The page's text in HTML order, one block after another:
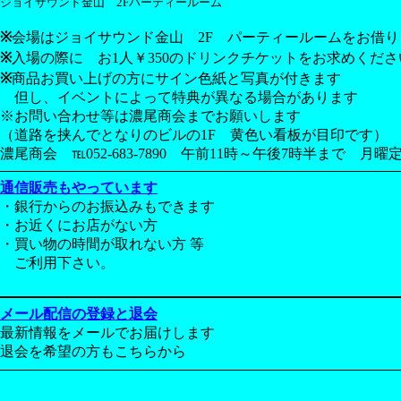
※会場はジョイサウンド金山 2F パーティールームをお借り
※入場の際に お1人￥350のドリンクチケットをお求めくださ
※商品お買い上げの方にサイン色紙と写真が付きます
但し、イベントによって特典が異なる場合があります
※お問い合わせ等は濃尾商会までお願いします
（道路を挟んでとなりのビルの1F 黄色い看板が目印です）
濃尾商会 ℡052-683-7890 午前11時～午後7時半まで 月曜
通信販売もやっています
・銀行からのお振込みもできます
・お近くにお店がない方
・買い物の時間が取れない方 等
ご利用下さい。
メール配信の登録と退会
最新情報をメールでお届けします
退会を希望の方もこちらから